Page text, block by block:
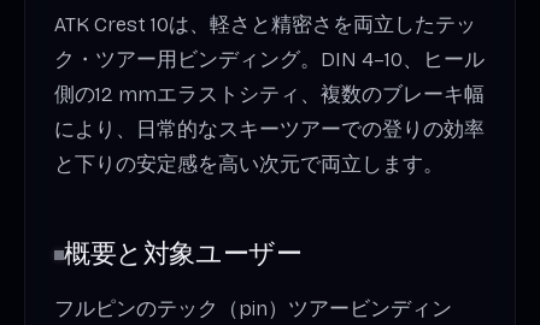
ATK Crest 10は、軽さと精密さを両立したテッ
ク・ツアー用ビンディング。DIN 4–10、ヒール
側の12 mmエラストシティ、複数のブレーキ幅
により、日常的なスキーツアーでの登りの効率
と下りの安定感を高い次元で両立します。
概要と対象ユーザー
フルピンのテック（pin）ツアービンディン